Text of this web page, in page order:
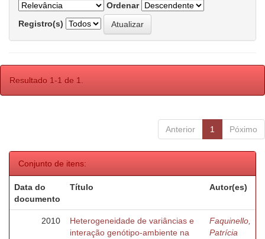
Ordenar
Registro(s)
Resultado 1-1 de 1.
Anterior 1 Póximo
Conjunto de itens:
Data do
documento
Título Autor(es)
2010
Heterogeneidade de variâncias e
interação genótipo-ambiente na
Faquinello,
Patrícia